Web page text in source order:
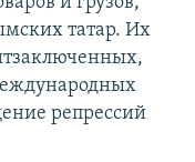
татар. Их
репрессий